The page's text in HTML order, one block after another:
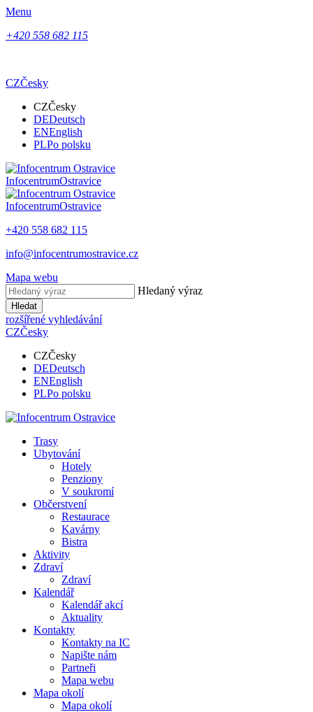
Menu
+420 558 682 115
CZČesky
CZČesky
DEDeutsch
ENEnglish
PLPo polsku
InfocentrumOstravice
InfocentrumOstravice
+420 558 682 115
info@infocentrumostravice.cz
Mapa webu
Hledaný výraz
Hledat
rozšířené vyhledávání
CZČesky
CZČesky
DEDeutsch
ENEnglish
PLPo polsku
Trasy
Ubytování
Hotely
Penziony
V soukromí
Občerstvení
Restaurace
Kavárny
Bistra
Aktivity
Zdraví
Zdraví
Kalendář
Kalendář akcí
Aktuality
Kontakty
Kontakty na IC
Napište nám
Partneři
Mapa webu
Mapa okolí
Mapa okolí